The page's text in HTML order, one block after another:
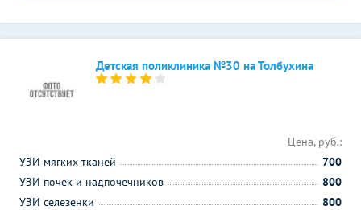
Детская поликлиника №30 на Толбухина
Цена, руб.:
УЗИ мягких тканей
700
УЗИ почек и надпочечников
800
УЗИ селезенки
800